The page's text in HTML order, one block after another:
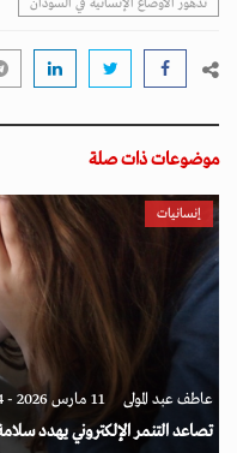
تدهور الأوضاع الإنسانية في السودان
موضوعات ذات صلة
إنسانيات
عاطف عبد المولى 11 مارس 2026 - 13:44
تصاعد التنمر الإلكتروني يهدد